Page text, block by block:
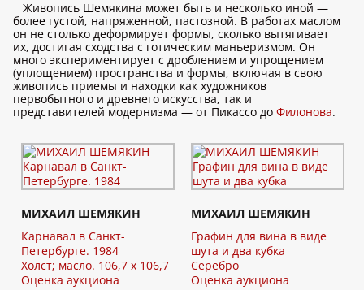
Живопись Шемякина может быть и несколько иной —
более густой, напряженной, пастозной. В работах маслом
он не столько деформирует формы, сколько вытягивает
их, достигая сходства с готическим маньеризмом. Он
много экспериментирует с дроблением и упрощением
(уплощением) пространства и формы, включая в свою
живопись приемы и находки как художников
первобытного и древнего искусства, так и
представителей модернизма — от Пикассо до Филонова.
МИХАИЛ ШЕМЯКИН
Карнавал в Санкт-
Петербурге. 1984
Холст; масло. 106,7 x 106,7
Оценка аукциона
МИХАИЛ ШЕМЯКИН
Графин для вина в виде
шута и два кубка
Серебро
Оценка аукциона